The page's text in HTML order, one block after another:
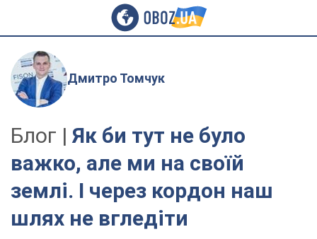
Дмитро Томчук
Блог | Як би тут не було
важко, але ми на своїй
землі. І через кордон наш
шлях не вгледіти